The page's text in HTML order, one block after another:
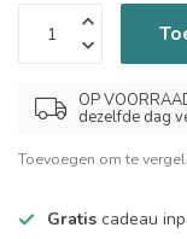
OP
dezelfde dag
Toevoegen om te
Gratis cadeau